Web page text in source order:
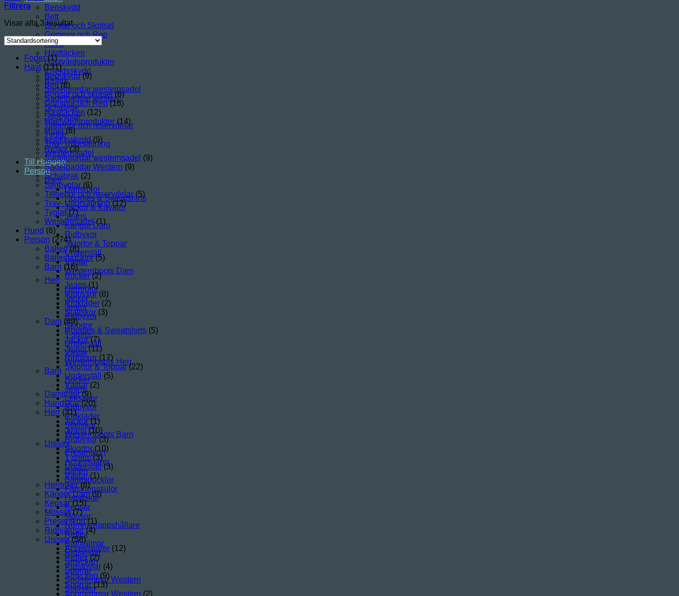
Benskydd
Bett
Borstar och Skötsel
Grimmor och Rep
Huva
Hästtäcken
Hästvårdsprodukter
Insektsskydd
Reflex
Sadelgjordar westernsadel
Sadelpaddar western
Schabrak
Stigbyglar
Tillbehör och reservdelar
Tyglar
Trav- Utförsäljning
Westernsadel
Till Hunden
Person
Dam
Damtröjor
Hoodies & Sweatshirts
Jackor & Kavajer
Jeans
Kängor Dam
Ridbyxor
Skjortor & Toppar
Underställ
Västar
Westernboots Dam
Herr
Herrtröjor
Jackor
Jeans
Ridbyxor
Skjortor
T-shirts
Underställ
Västar
Westernboots Herr
Barn
Böcker
Jeans
Leksaker
Ridbyxor
Ridkläder
Stallskor
Westernboots Barn
Unisex
Presentkort
Accessoarer
Bälten
Bältesbucklor
Fårskinnssulor
Handskar
Kepsar
Mössor
Nummerlappshållare
Reflex
Ridhjälmar
Ridstövlar
Smycken
Sporrar
Sporremmar Western
Stallskor
Filtrera
Visar alla 3 resultat
Foder (1)
Häst (131)
Benskydd (9)
Bett (8)
Borstar och skötsel (6)
Grimmor och Rep (16)
Hästtäcken (12)
Hästvårdsprodukter (14)
Huva (6)
Insektsskydd (9)
Reflex (3)
Sadelgjordar westernsadel (9)
Sadelpaddar Western (9)
Schabrak (2)
Stigbyglar (6)
Tillbehör och reservdelar (5)
Trav- Utförsäljning (12)
Tyglar (7)
Westernsadel (1)
Hund (6)
Person (274)
Bälten (8)
Bältesbucklor (5)
Barn (16)
Böcker (2)
Jeans (1)
Ridbyxor (8)
Ridkläder (2)
Stallskor (3)
Dam (69)
Hoodies & Sweatshirts (5)
Jackor (7)
Jeans (11)
Ridbyxor (17)
Skjortor & Toppar (22)
Underställ
(5)
Västar (2)
Damtröjor (9)
Handskar (20)
Herr (31)
Jackor (1)
Jeans (10)
Ridbyxor (3)
Skjortor (10)
T-shirts (3)
Underställ (3)
Västar (1)
Herrtröjor (6)
Kängor Dam (9)
Kepsar (15)
Mössor (7)
Presentkort (1)
Ridhjälmar (4)
Unisex (58)
Accessoarer (12)
Reflex (2)
Ridstövlar (4)
Smycken (9)
Sporrar (13)
Sporremmar Western (2)